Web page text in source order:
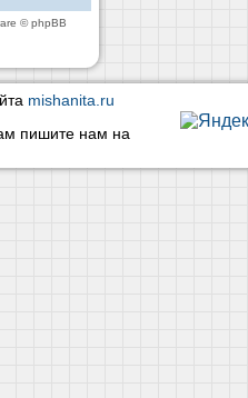
© phpBB
mishanita.ru
пишите нам на